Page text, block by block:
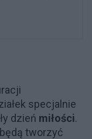
specjalnie
dzień miłości.
tworzyć